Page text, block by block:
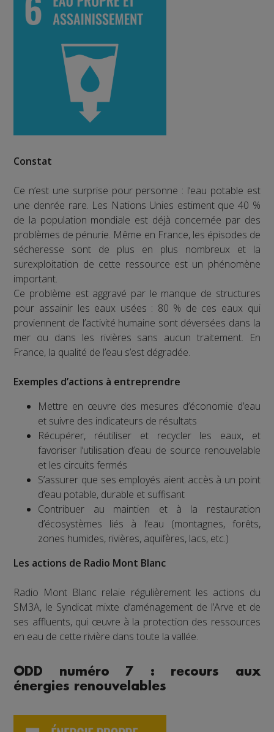
Constat
Ce n’est une surprise pour personne : l’eau potable est
une denrée rare. Les Nations Unies estiment que 40 %
de la population mondiale est déjà concernée par des
problèmes de pénurie. Même en France, les épisodes de
sécheresse sont de plus en plus nombreux et la
surexploitation de cette ressource est un phénomène
important.
Ce problème est aggravé par le manque de structures
pour assainir les eaux usées : 80 % de ces eaux qui
proviennent de l’activité humaine sont déversées dans la
mer ou dans les rivières sans aucun traitement. En
France, la qualité de l’eau s’est dégradée.
Exemples d’actions à entreprendre
Mettre en œuvre des mesures d’économie d’eau
et suivre des indicateurs de résultats
Récupérer, réutiliser et recycler les eaux, et
favoriser l’utilisation d’eau de source renouvelable
et les circuits fermés
S’assurer que ses employés aient accès à un point
d’eau potable, durable et suffisant
Contribuer au maintien et à la restauration
d’écosystèmes liés à l’eau (montagnes, forêts,
zones humides, rivières, aquifères, lacs, etc.)
Les actions de Radio Mont Blanc
Radio Mont Blanc relaie régulièrement les actions du
SM3A, le Syndicat mixte d’aménagement de l’Arve et de
ses affluents, qui œuvre à la protection des ressources
en eau de cette rivière dans toute la vallée.
ODD numéro 7 : recours aux
énergies renouvelables